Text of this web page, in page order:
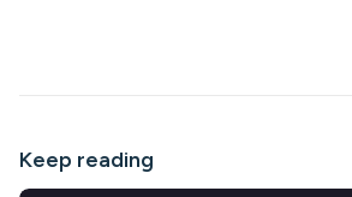
Keep reading